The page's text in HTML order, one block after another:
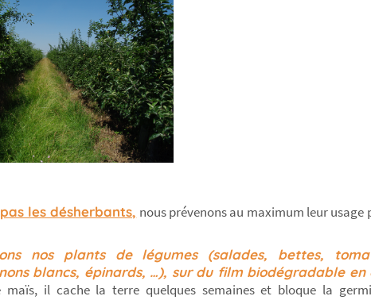
les désherbants, nous prévenons au maximum leur
nos plants de légumes (salades, bettes,
blancs, épinards, …), sur du film biodégradable en
il cache la terre quelques semaines et bloque la